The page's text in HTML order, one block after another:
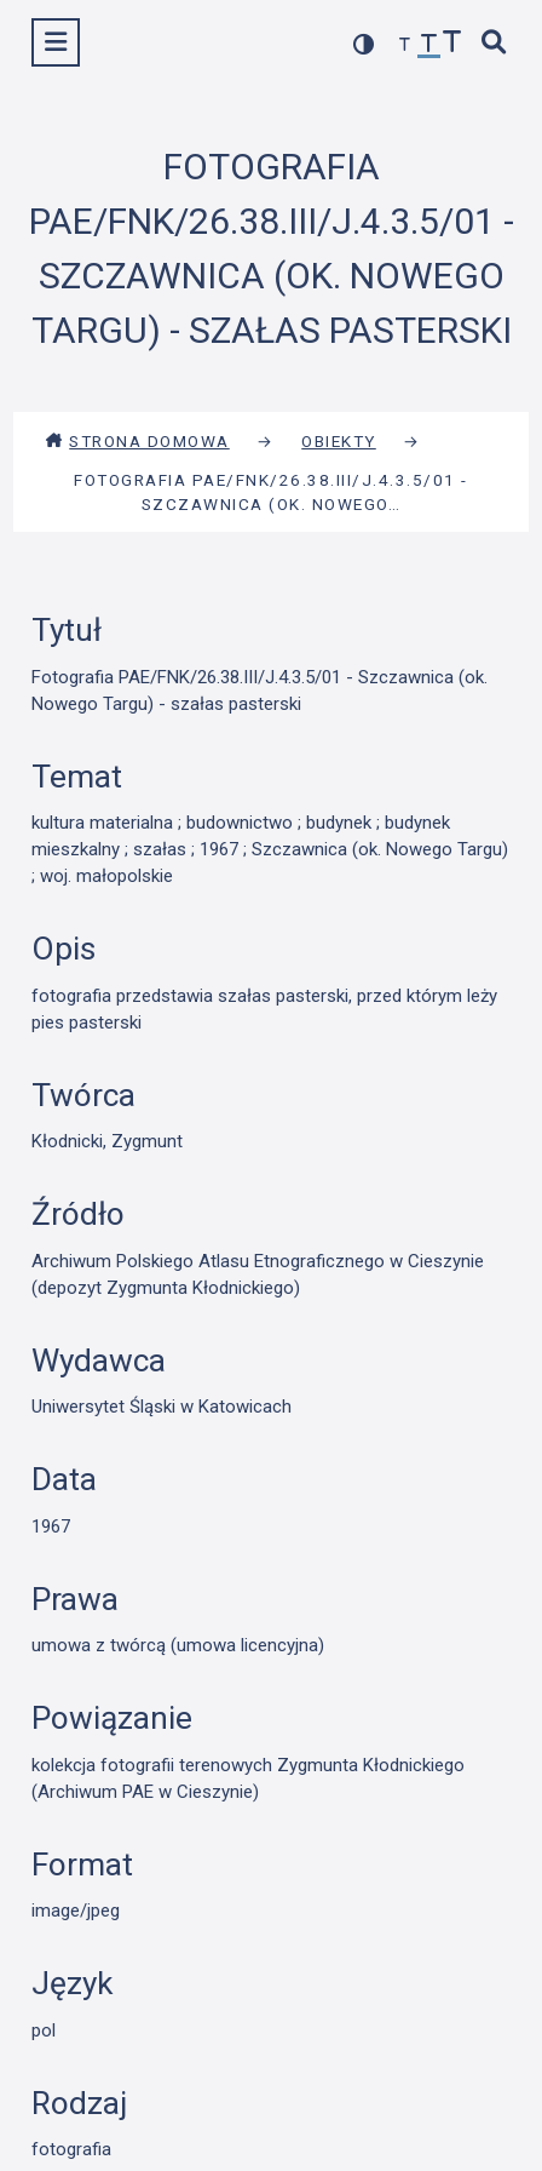
Wyświetl menu
FOTOGRAFIA
PAE/FNK/26.38.III/J.4.3.5/01 -
SZCZAWNICA (OK. NOWEGO
TARGU) - SZAŁAS PASTERSKI
STRONA DOMOWA → OBIEKTY
→
FOTOGRAFIA PAE/FNK/26.38.III/J.4.3.5/01 -
SZCZAWNICA (OK. NOWEGO…
Tytuł
Fotografia PAE/FNK/26.38.III/J.4.3.5/01 - Szczawnica (ok.
Nowego Targu) - szałas pasterski
Temat
kultura materialna ; budownictwo ; budynek ; budynek
mieszkalny ; szałas ; 1967 ; Szczawnica (ok. Nowego Targu)
; woj. małopolskie
Opis
fotografia przedstawia szałas pasterski, przed którym leży
pies pasterski
Twórca
Kłodnicki, Zygmunt
Źródło
Archiwum Polskiego Atlasu Etnograficznego w Cieszynie
(depozyt Zygmunta Kłodnickiego)
Wydawca
Uniwersytet Śląski w Katowicach
Data
1967
Prawa
umowa z twórcą (umowa licencyjna)
Powiązanie
kolekcja fotografii terenowych Zygmunta Kłodnickiego
(Archiwum PAE w Cieszynie)
Format
image/jpeg
Język
pol
Rodzaj
fotografia